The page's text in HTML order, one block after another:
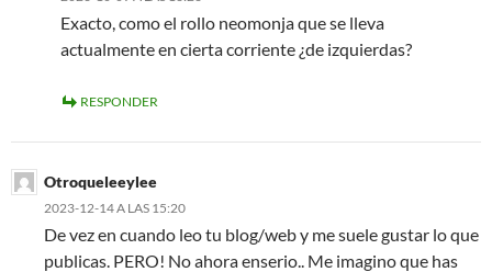
Exacto, como el rollo neomonja que se lleva
actualmente en cierta corriente ¿de izquierdas?
RESPONDER
Otroqueleeylee
2023-12-14 A LAS 15:20
De vez en cuando leo tu blog/web y me suele gustar lo que
publicas. PERO! No ahora enserio.. Me imagino que has